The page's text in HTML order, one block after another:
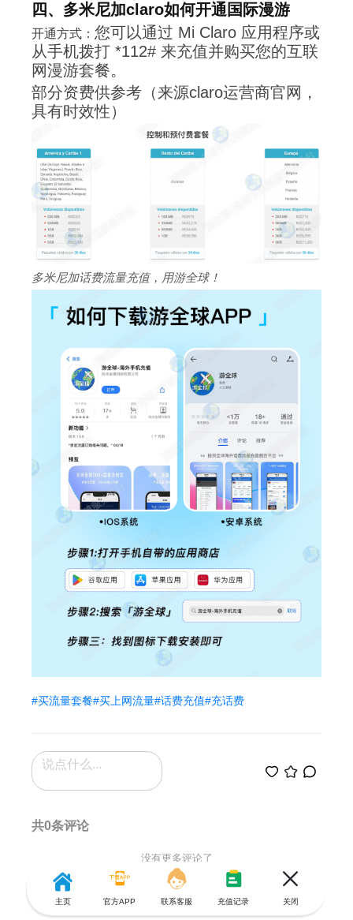
四、多米尼加claro如何开通国际漫游
开通方式： 您可以通过 Mi Claro 应用程序或
从手机拨打 *112# 来充值并购买您的互联
网漫游套餐。
部分资费供参考（来源claro运营商官网，
具有时效性）
多米尼加话费流量充值，用游全球！
#买流量套餐#买上网流量#话费充值#充话费
共0条评论
没有更多评论了
主页 官方APP 联系客服 充值记录 关闭